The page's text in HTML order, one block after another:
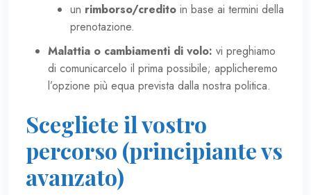
un rimborso/credito in base ai termini della
prenotazione.
Malattia o cambiamenti di volo: vi preghiamo
di comunicarcelo il prima possibile; applicheremo
l’opzione più equa prevista dalla nostra politica.
Scegliete il vostro
percorso (principiante vs
avanzato)